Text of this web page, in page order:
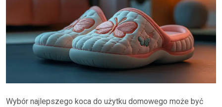
Wybór najlepszego koca do użytku domowego może być